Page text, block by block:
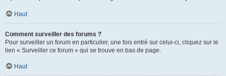
Haut
Comment surveiller des forums ?
Pour surveiller un forum en particulier, une fois entré sur celui-ci, cliquez sur le
lien « Surveiller ce forum » qui se trouve en bas de page.
Haut